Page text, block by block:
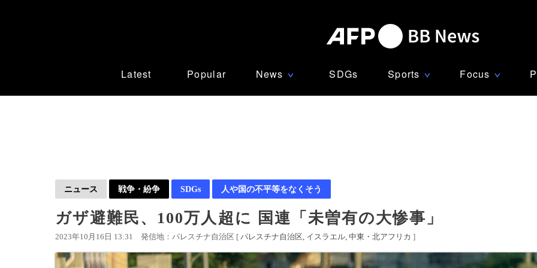
Latest Popular News ∨ SDGs Sports ∨ Focus ∨
ニュース 戦争・紛争 SDGs 人や国の不平等をなくそう
ガザ避難民、100万人超に 国連「未曽有の大惨事」
2023年10月16日 13:31 発信地：パレスチナ自治区 [ パレスチナ自治区 イスラエル 中東・北アフリカ ]